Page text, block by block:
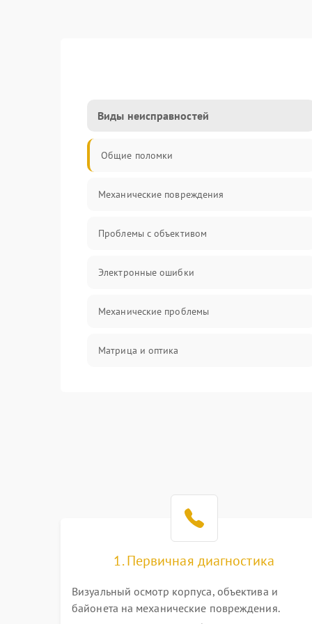
Виды неисправностей
Общие поломки
Механические повреждения
Проблемы с объективом
Электронные ошибки
Механические проблемы
Матрица и оптика
Коммуникации и интерфейсы
1. Первичная диагностика
Визуальный осмотр корпуса, объектива и
байонета на механические повреждения.